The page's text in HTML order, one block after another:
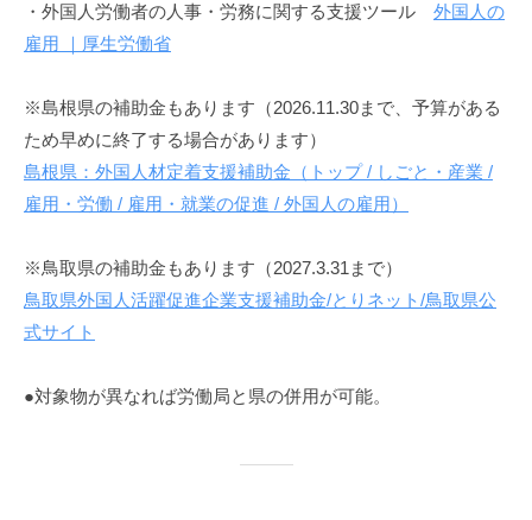
・外国人労働者の人事・労務に関する支援ツール 外国人の
雇用 ｜厚生労働省
※島根県の補助金もあります（2026.11.30まで、予算がある
ため早めに終了する場合があります）
島根県：外国人材定着支援補助金（トップ / しごと・産業 /
雇用・労働 / 雇用・就業の促進 / 外国人の雇用）
※鳥取県の補助金もあります（2027.3.31まで）
鳥取県外国人活躍促進企業支援補助金/とりネット/鳥取県公
式サイト
●対象物が異なれば労働局と県の併用が可能。